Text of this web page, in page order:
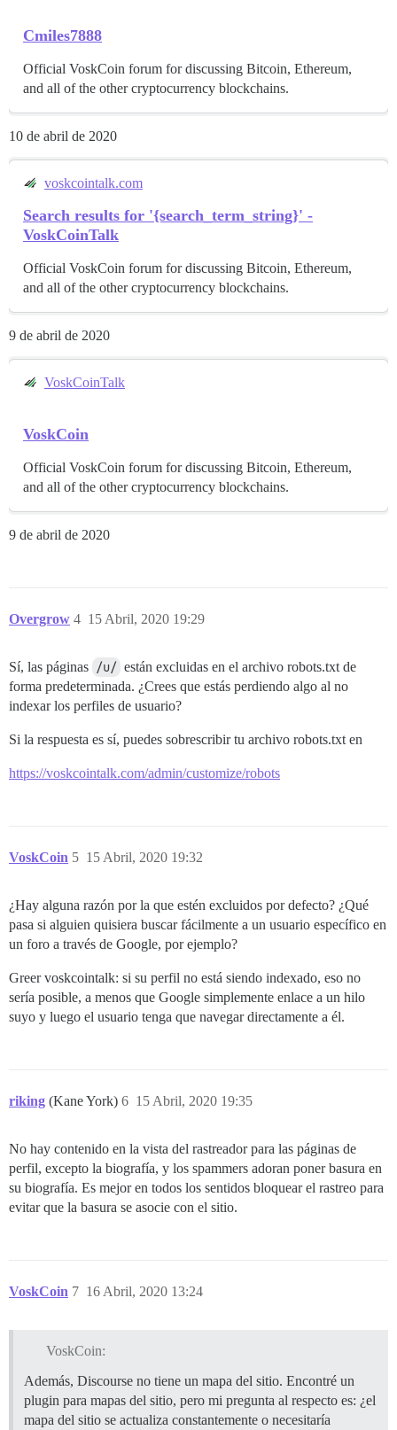
Cmiles7888
Official VoskCoin forum for discussing Bitcoin, Ethereum,
and all of the other cryptocurrency blockchains.
10 de abril de 2020
voskcointalk.com
Search results for '{search_term_string}' -
VoskCoinTalk
Official VoskCoin forum for discussing Bitcoin, Ethereum,
and all of the other cryptocurrency blockchains.
9 de abril de 2020
VoskCoinTalk
VoskCoin
Official VoskCoin forum for discussing Bitcoin, Ethereum,
and all of the other cryptocurrency blockchains.
9 de abril de 2020
Overgrow 15 Abril, 2020 19:29
4
Sí, las páginas /u/ están excluidas en el archivo robots.txt de
forma predeterminada. ¿Crees que estás perdiendo algo al no
indexar los perfiles de usuario?
Si la respuesta es sí, puedes sobrescribir tu archivo robots.txt en
https://voskcointalk.com/admin/customize/robots
VoskCoin 15 Abril, 2020 19:32
5
¿Hay alguna razón por la que estén excluidos por defecto? ¿Qué
pasa si alguien quisiera buscar fácilmente a un usuario específico en
un foro a través de Google, por ejemplo?
Greer voskcointalk: si su perfil no está siendo indexado, eso no
sería posible, a menos que Google simplemente enlace a un hilo
suyo y luego el usuario tenga que navegar directamente a él.
riking (Kane York) 15 Abril, 2020 19:35
6
No hay contenido en la vista del rastreador para las páginas de
perfil, excepto la biografía, y los spammers adoran poner basura en
su biografía. Es mejor en todos los sentidos bloquear el rastreo para
evitar que la basura se asocie con el sitio.
VoskCoin 16 Abril, 2020 13:24
7
VoskCoin:
Además, Discourse no tiene un mapa del sitio. Encontré un
plugin para mapas del sitio, pero mi pregunta al respecto es: ¿el
mapa del sitio se actualiza constantemente o necesitaría